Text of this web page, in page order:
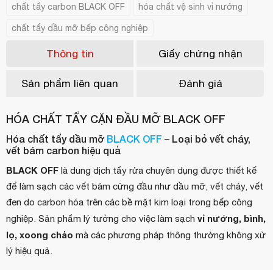
chất tẩy carbon BLACK OFF hóa chất vệ sinh vỉ nướng
chất tẩy dầu mỡ bếp công nghiệp
Thông tin Giấy chứng nhận
Sản phẩm liên quan Đánh giá
HÓA CHẤT TẨY CẶN ĐẦU MỠ BLACK OFF
Hóa chất tẩy dầu mỡ BLACK OFF – Loại bỏ vết cháy,
vết bám carbon hiệu quả
BLACK OFF là dung dịch tẩy rửa chuyên dụng được thiết kế
để làm sạch các vết bám cứng đầu như dầu mỡ, vết cháy, vết
đen do carbon hóa trên các bề mặt kim loại trong bếp công
nghiệp. Sản phẩm lý tưởng cho việc làm sạch vỉ nướng, bình,
lọ, xoong chảo mà các phương pháp thông thường không xử
lý hiệu quả.